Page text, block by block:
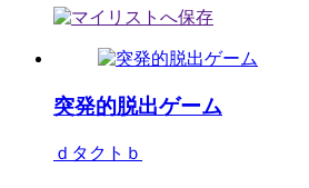
突発的脱出ゲーム
ｄタクトｂ